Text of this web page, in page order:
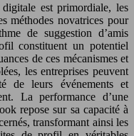
est primordiale, les
méthodes novatrices pour
de suggestion d’amis
constituent un potentiel
de ces mécanismes et
les entreprises peuvent
de leurs événements et
La performance d’une
repose sur sa capacité à
transformant ainsi les